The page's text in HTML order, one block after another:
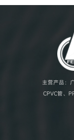
主营产品：
CPVC管、